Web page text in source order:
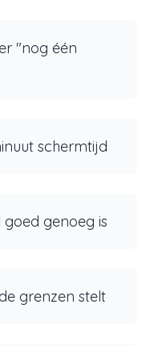
"nog één
schermtijd
goed genoeg is
grenzen stelt